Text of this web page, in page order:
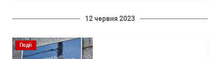
12 червня 2023
Події